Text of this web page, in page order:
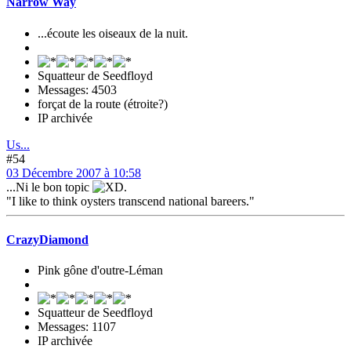
...écoute les oiseaux de la nuit.
Squatteur de Seedfloyd
Messages: 4503
forçat de la route (étroite?)
IP archivée
Us...
#54
03 Décembre 2007 à 10:58
...Ni le bon topic
.
"I like to think oysters transcend national bareers."
CrazyDiamond
Pink gône d'outre-Léman
Squatteur de Seedfloyd
Messages: 1107
IP archivée